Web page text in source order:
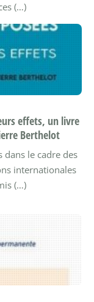
(…)
effets, un livre
Berthelot
le cadre des
internationales
(…)